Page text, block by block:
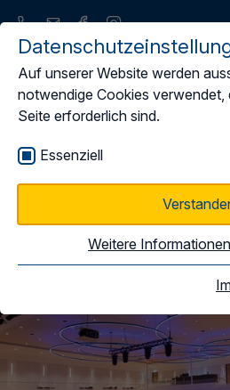
Auf unserer Website werden
notwendige Cookies verwendet,
Seite erforderlich sind.
Essenziell
Weitere